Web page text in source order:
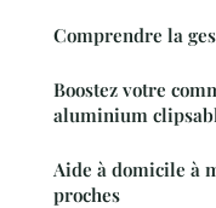
Comprendre la
Boostez votre
aluminium
Aide à domicile à
proches